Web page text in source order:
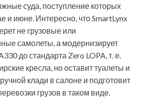
суда, поступление которых
и июне. Интересно, что SmartLynx
не грузовые или
самолеты, а модернизирует
до стандарта Zero LOPA, т. е.
кресла, но оставит туалеты и
клади в салоне и подготовит
грузов в таком виде.